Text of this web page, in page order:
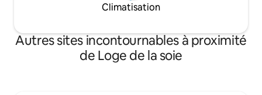
Climatisation
Autres sites incontournables à proximité
de Loge de la soie